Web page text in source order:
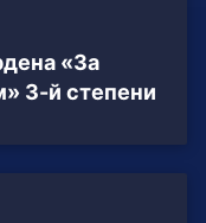
«За
3-й степени